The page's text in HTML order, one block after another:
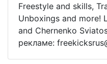
Freestyle and skills,
Unboxings and more!
and Chernenko
рекламе: